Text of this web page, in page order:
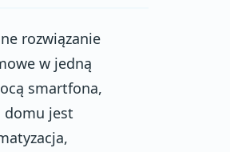
rozwiązanie
w jedną
smartfona,
domu jest